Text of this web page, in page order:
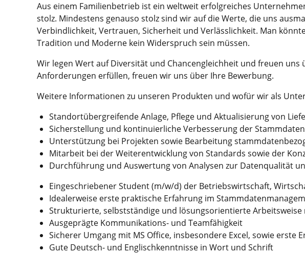
Aus einem Familienbetrieb ist ein weltweit erfolgreiches
stolz. Mindestens genauso stolz sind wir auf die Werte, die uns
Verbindlichkeit, Vertrauen, Sicherheit und Verlässlichkeit. Man
Tradition und Moderne kein Widerspruch sein müssen.
Wir legen Wert auf Diversität und Chancengleichheit und freuen
Anforderungen erfüllen, freuen wir uns über Ihre Bewerbung.
Weitere Informationen zu unseren Produkten und wofür wir als
Standortübergreifende Anlage, Pflege und Aktualisierung von
Sicherstellung und kontinuierliche Verbesserung der
Unterstützung bei Projekten sowie Bearbeitung
Mitarbeit bei der Weiterentwicklung von Standards sowie der
Durchführung und Auswertung von Analysen zur Datenqualität
Eingeschriebener Student (m/w/d) der Betriebswirtschaft,
Idealerweise erste praktische Erfahrung im
Strukturierte, selbstständige und lösungsorientierte
Ausgeprägte Kommunikations- und Teamfähigkeit
Sicherer Umgang mit MS Office, insbesondere Excel, sowie erste
Gute Deutsch- und Englischkenntnisse in Wort und Schrift